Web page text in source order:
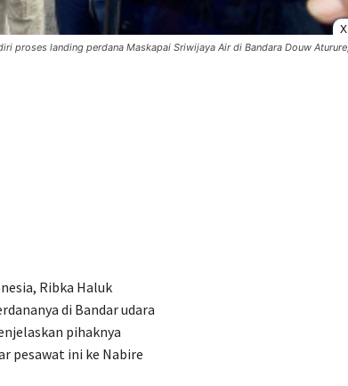
X
proses landing perdana Maskapai Sriwijaya Air di Bandara Douw Aturure,
Ribka Haluk
di Bandar udara
pihaknya
pesawat ini ke Nabire